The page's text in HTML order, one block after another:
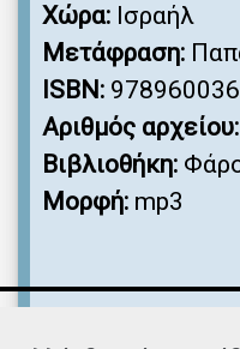
Χώρα: Ισραήλ
Μετάφραση:
ISBN:
Αριθμός αρχείου:
Βιβλιοθήκη:
Μορφή: mp3